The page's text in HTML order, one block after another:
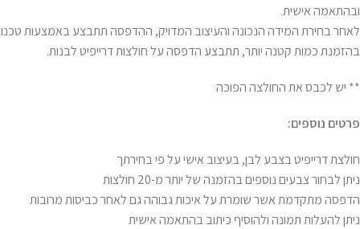
ובהתאמה אישית.
בהזמנת כמות קטנה יותר, תתבצע הדפסה על חולצות דרייפיט לבנות.
** יש לכבס את החולצה הפוכה
פרטים נוספים:
חולצת דרייפיט בצבע לבן, בעיצוב אישי על פי בחירתך
ניתן לבחור צבעים נוספים בהזמנה של יותר מ-20 חולצות
הדפסה מתקדמת אשר שומרת על איכות גבוהה גם לאחר כביסות מרובות
ניתן להעלות תמונה ולהוסיף כיתוב בהתאמה אישית